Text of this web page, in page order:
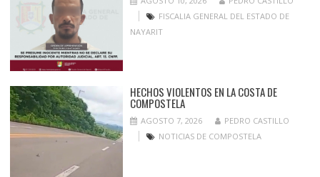
FISCALIA GENERAL DEL ESTADO DE
NAYARIT
HECHOS VIOLENTOS EN LA COSTA DE
COMPOSTELA
AGOSTO 7, 2026
PEDRO CASTILLO
NOTICIAS DE COMPOSTELA